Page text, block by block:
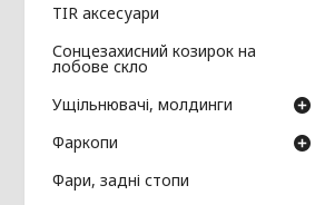
TIR аксесуари
Сонцезахисний козирок на
лобове скло
Ущільнювачі, молдинги
Фаркопи
Фари, задні стопи